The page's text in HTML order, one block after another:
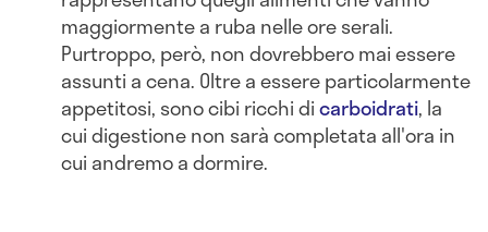
maggiormente a ruba nelle ore serali.
Purtroppo, però, non dovrebbero mai essere
assunti a cena. Oltre a essere particolarmente
appetitosi, sono cibi ricchi dicarboidrati, la
cui digestione non sarà completata all'ora in
cui andremo a dormire.